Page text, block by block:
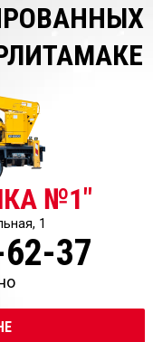
№1"
1
37